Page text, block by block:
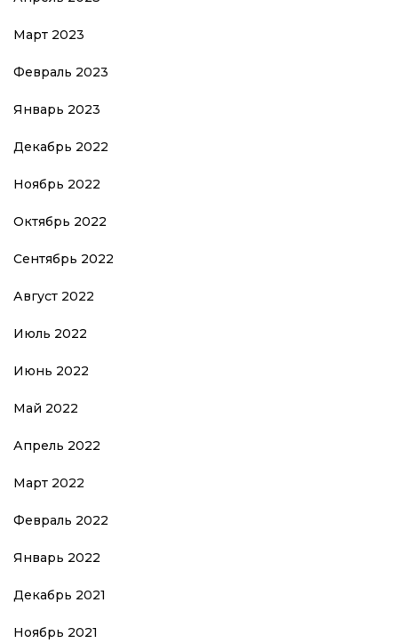
Март 2023
Февраль 2023
Январь 2023
Декабрь 2022
Ноябрь 2022
Октябрь 2022
Сентябрь 2022
Август 2022
Июль 2022
Июнь 2022
Май 2022
Апрель 2022
Март 2022
Февраль 2022
Январь 2022
Декабрь 2021
Ноябрь 2021